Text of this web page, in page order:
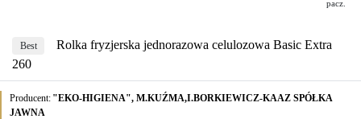
pacz.
Best
Rolka fryzjerska jednorazowa celulozowa Basic Extra
260
Producent: "EKO-HIGIENA", M.KUŹMA,I.BORKIEWICZ-KAAZ SPÓŁKA
JAWNA